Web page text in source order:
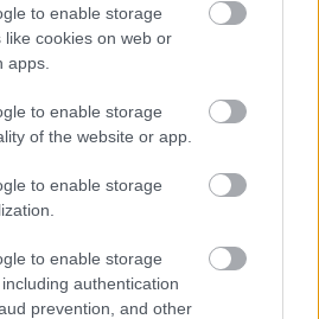
to enable storage
like cookies on web or
apps.
to enable storage
of the website or app.
to enable storage
to enable storage
authentication
prevention, and other
του iatronet.gr στο site σας